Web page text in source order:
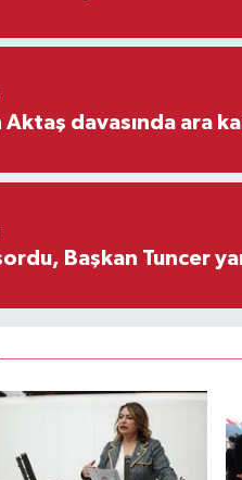
davasında ara
Başkan Tuncer